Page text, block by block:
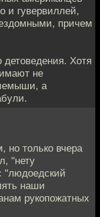
и гувервиллей,
причем
детоведения. Хотя
не
а
но только вчера
"нету
"людоедский
наши
рукопожатных